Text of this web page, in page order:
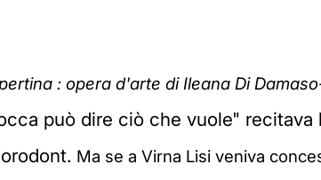
: opera d'arte di Ileana Di
può dire ciò che vuole"
Ma se a Virna Lisi veniva